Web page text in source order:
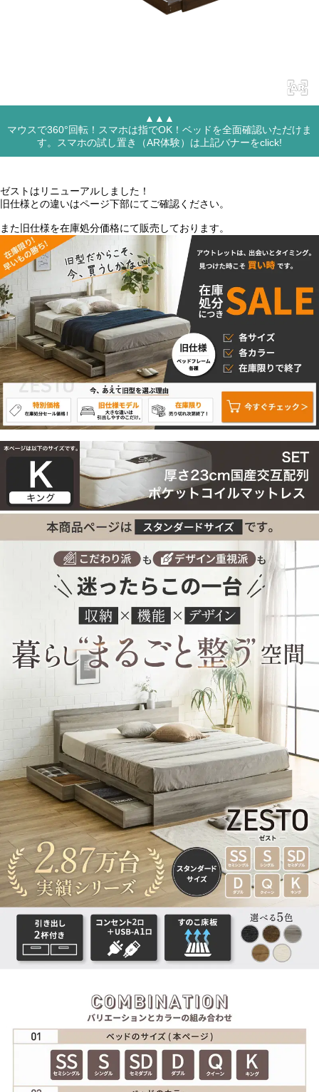
▲▲▲
マウスで360°回転！スマホは指でOK！ベッドを全面確認いただけま
す。スマホの試し置き（AR体験）は上記バナーをclick!
ゼストはリニューアルしました！
旧仕様との違いはページ下部にてご確認ください。
また旧仕様を在庫処分価格にて販売しております。